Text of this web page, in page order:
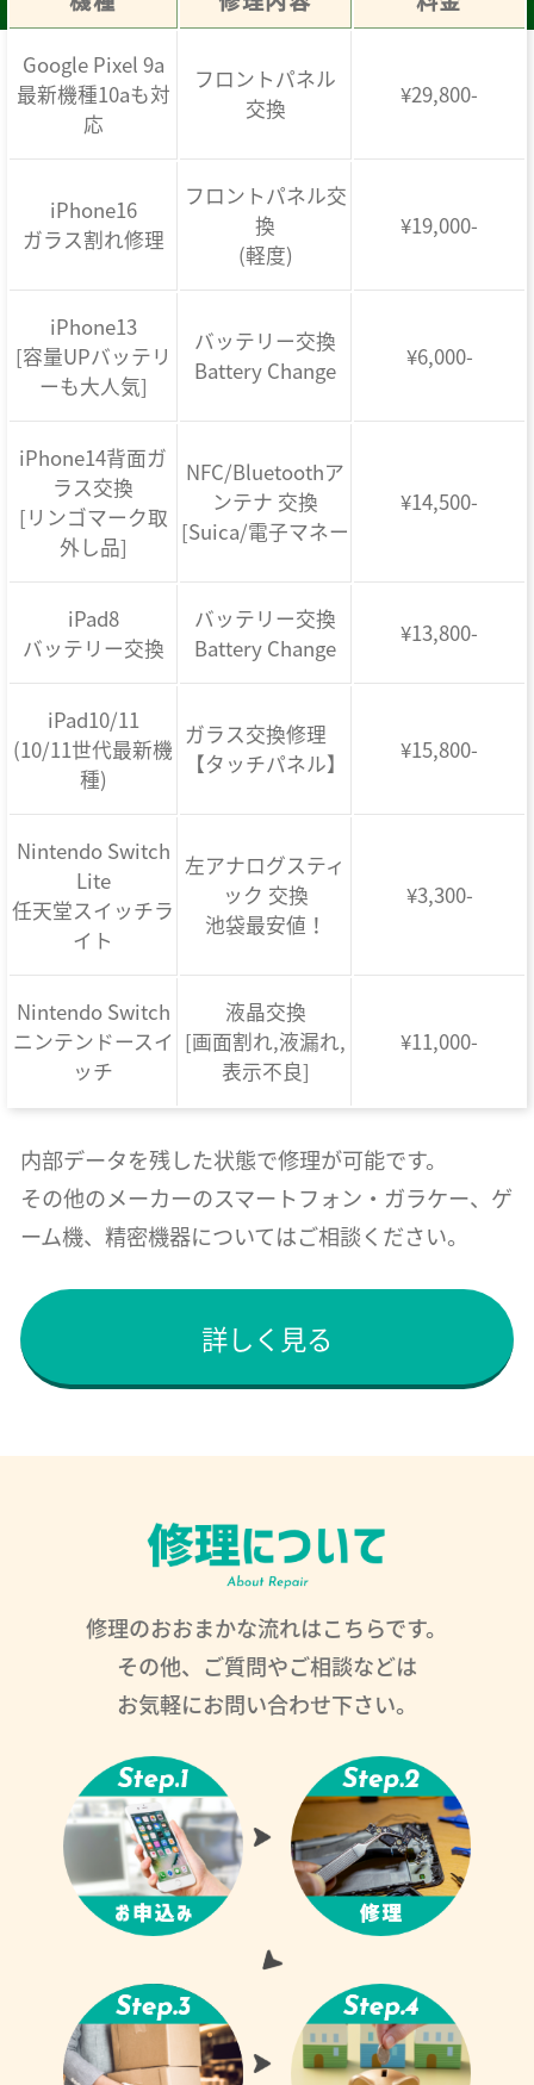
Google Pixel 9a
最新機種10aも対
応
フロントパネル
交換
¥29,800-
iPhone16
ガラス割れ修理
フロントパネル交
換
(軽度)
¥19,000-
iPhone13
[容量UPバッテリ
ーも大人気]
バッテリー交換
Battery Change
¥6,000-
iPhone14背面ガ
ラス交換
[リンゴマーク取
外し品]
NFC/Bluetoothア
ンテナ 交換
[Suica/電子マネー
¥14,500-
iPad8
バッテリー交換
バッテリー交換
Battery Change
¥13,800-
iPad10/11
(10/11世代最新機
種)
ガラス交換修理
【タッチパネル】
¥15,800-
Nintendo Switch
Lite
任天堂スイッチラ
イト
左アナログスティ
ック 交換
池袋最安値！
¥3,300-
Nintendo Switch
ニンテンドースイ
ッチ
液晶交換
[画面割れ,液漏れ,
表示不良]
¥11,000-
内部データを残した状態で修理が可能です。
その他のメーカーのスマートフォン・ガラケー、ゲ
ーム機、精密機器についてはご相談ください。
詳しく見る
修理のおおまかな流れはこちらです。
その他、ご質問やご相談などは
お気軽にお問い合わせ下さい。